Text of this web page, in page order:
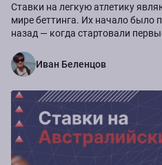
Ставки на легкую атлетику
мире беттинга. Их начало было
назад ― когда стартовали
Иван Беленцов